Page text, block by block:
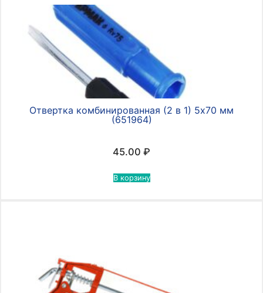
Отвертка комбинированная (2 в 1) 5х70 мм
(651964)
45.00 ₽
В корзину